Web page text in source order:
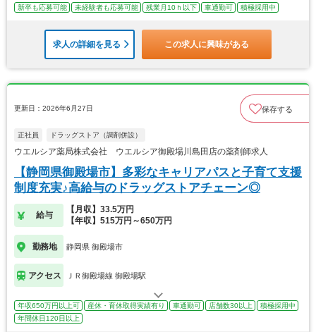
新卒も応募可能 未経験者も応募可能 残業月10ｈ以下 車通勤可 積極採用中
求人の詳細を見る この求人に興味がある
更新日：2026年6月27日 保存する
正社員 ドラッグストア（調剤併設）
ウエルシア薬局株式会社 ウエルシア御殿場川島田店の薬剤師求人
【静岡県御殿場市】多彩なキャリアパスと子育て支援
制度充実♪高給与のドラッグストアチェーン◎
給与
【月収】33.5万円
【年収】515万円～650万円
勤務地 静岡県 御殿場市
アクセス ＪＲ御殿場線 御殿場駅
年収650万円以上可 産休・育休取得実績有り 車通勤可 店舗数30以上
積極採用中
年間休日120日以上